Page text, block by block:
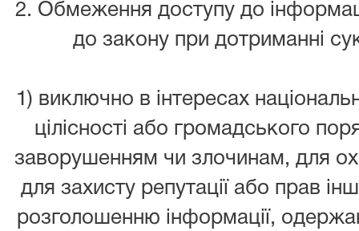
2. Обмеження доступу до
до закону при дотриманні
1) виключно в інтересах
цілісності або громадського
заворушенням чи злочинам, для
для захисту репутації або прав
розголошенню інформації,